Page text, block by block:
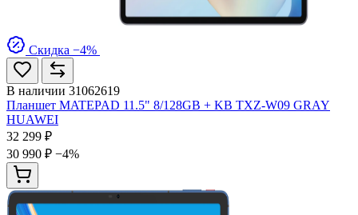
Скидка −4%
В наличии 31062619
Планшет MATEPAD 11.5" 8/128GB + KB TXZ-W09 GRAY
HUAWEI
32 299 ₽
30 990 ₽ −4%